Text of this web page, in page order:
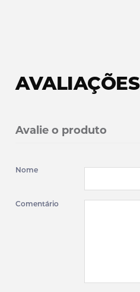
AVALIAÇÕES
Avalie o produto
Nome
Comentário